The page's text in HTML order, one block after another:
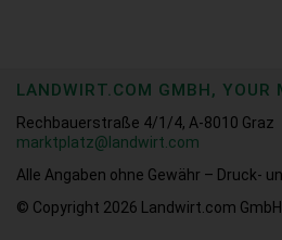
LANDWIRT.COM GMBH, YOUR
Rechbauerstraße 4/1/4, A-8010 Graz
marktplatz@landwirt.com
Alle Angaben ohne Gewähr – Druck-
© Copyright 2026
Landwirt.com